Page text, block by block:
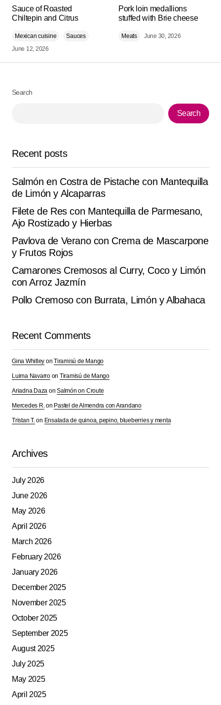
July 3, 2026 at 10:29 am
And they look beautiful like that! ♥️ Also, in
leaving me your comment 🥰
Your email address will not be published.
Required fields are marked*
Comment *
Your Name*
the next time I comment.
Submit Comment
Alternative:
Sauce of Roasted
Chiltepin and Citrus
Mexican cuisine
Sauces
June 12, 2026
Pork loin medallions
stuffed with Brie cheese
Meats June 30, 2026
Search
Search
Recent posts
Salmón en Costra de Pistache con Mantequilla
de Limón y Alcaparras
Filete de Res con Mantequilla de Parmesano,
Ajo Rostizado y Hierbas
Pavlova de Verano con Crema de Mascarpone
y Frutos Rojos
Camarones Cremosos al Curry, Coco y Limón
con Arroz Jazmín
Pollo Cremoso con Burrata, Limón y Albahaca
Recent Comments
Gina Whitley onTiramisú de Mango
Luima Navarroon Tiramisú de Mango
Ariadna Daza onSalmón on Croute
Mercedes R.on Pastel de Almendra con Arandano
Tristan T.on Ensalada de quinoa, pepino, blueberries y menta
Archives
July 2026
June 2026
May 2026
April 2026
March 2026
February 2026
January 2026
December 2025
November 2025
October 2025
September 2025
August 2025
July 2025
May 2025
April 2025